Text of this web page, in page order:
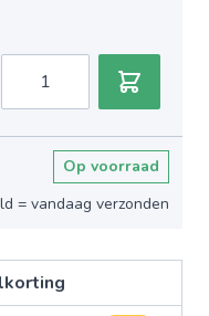
Op voorraad
= vandaag verzonden